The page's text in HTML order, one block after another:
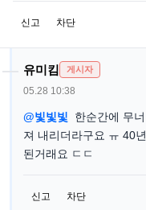
신고 차단
유미킴 게시자
05.28 10:38
@빛빛빛 한순간에 무너
져 내리더라구요 ㅠ 40년
된거래요 ㄷㄷ
신고 차단